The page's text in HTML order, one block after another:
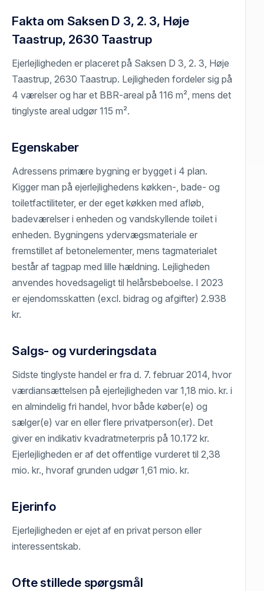
Fakta om Saksen D 3, 2. 3, Høje
Taastrup, 2630 Taastrup
Ejerlejligheden er placeret på Saksen D 3, 2. 3, Høje
Taastrup, 2630 Taastrup. Lejligheden fordeler sig på
4 værelser og har et BBR-areal på 116 m², mens det
tinglyste areal udgør 115 m².
Egenskaber
Adressens primære bygning er bygget i 4 plan.
Kigger man på ejerlejlighedens køkken-, bade- og
toiletfactiliteter, er der eget køkken med afløb,
badeværelser i enheden og vandskyllende toilet i
enheden. Bygningens ydervægsmateriale er
fremstillet af betonelementer, mens tagmaterialet
består af tagpap med lille hældning. Lejligheden
anvendes hovedsageligt til helårsbeboelse. I 2023
er ejendomsskatten (excl. bidrag og afgifter) 2.938
kr.
Salgs- og vurderingsdata
Sidste tinglyste handel er fra d. 7. februar 2014, hvor
værdiansættelsen på ejerlejligheden var 1,18 mio. kr. i
en almindelig fri handel, hvor både køber(e) og
sælger(e) var en eller flere privatperson(er). Det
giver en indikativ kvadratmeterpris på 10.172 kr.
Ejerlejligheden er af det offentlige vurderet til 2,38
mio. kr., hvoraf grunden udgør 1,61 mio. kr.
Ejerinfo
Ejerlejligheden er ejet af en privat person eller
interessentskab.
Ofte stillede spørgsmål